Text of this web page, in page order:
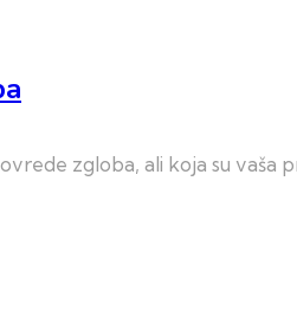
zgloba, ali koja su vaša